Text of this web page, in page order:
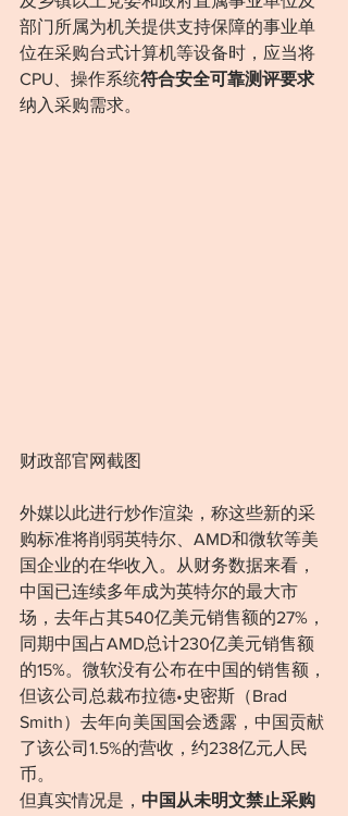
部门所属为机关提供支持保障的事业单
位在采购台式计算机等设备时，应当将
CPU、操作系统符合安全可靠测评要求
纳入采购需求。
财政部官网截图
外媒以此进行炒作渲染，称这些新的采
购标准将削弱英特尔、AMD和微软等美
国企业的在华收入。从财务数据来看，
中国已连续多年成为英特尔的最大市
场，去年占其540亿美元销售额的27%，
同期中国占AMD总计230亿美元销售额
的15%。微软没有公布在中国的销售额，
但该公司总裁布拉德•史密斯（Brad
Smith）去年向美国国会透露，中国贡献
了该公司1.5%的营收，约238亿元人民
币。
但真实情况是， 中国从未明文禁止采购